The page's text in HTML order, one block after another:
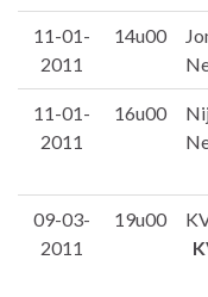
11-01-
2011
14u00
11-01-
2011
16u00
09-03-
2011
19u00